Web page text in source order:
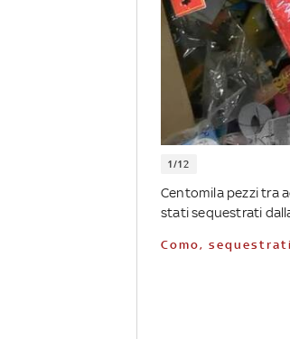
1/12
Centomila pezzi tra
stati sequestrati
Como,